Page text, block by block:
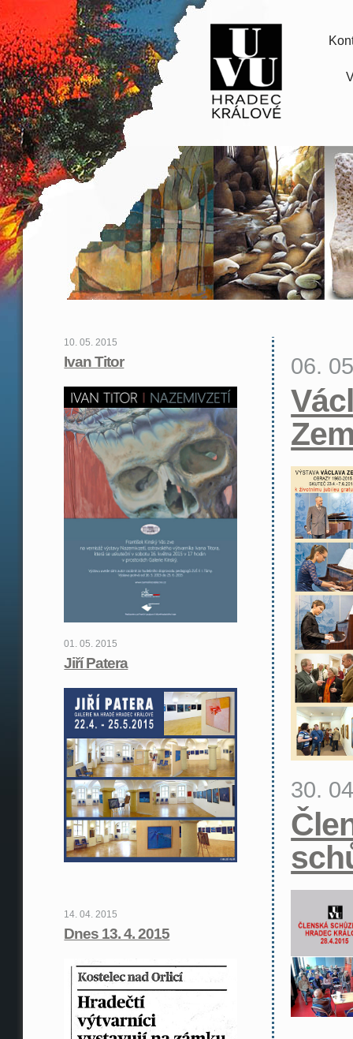
10. 05. 2015
Ivan Titor
01. 05. 2015
Jiří Patera
14. 04. 2015
Dnes 13. 4. 2015
06.
30.